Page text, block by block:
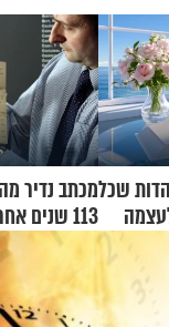
שכלמכתב נדיר
113 שנים אחרי האסון